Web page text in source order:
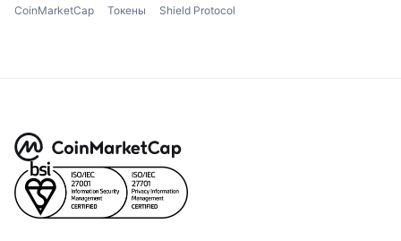
CoinMarketCap Токены Shield Protocol